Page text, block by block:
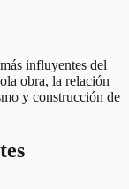
influyentes del
obra, la relación
y construcción de